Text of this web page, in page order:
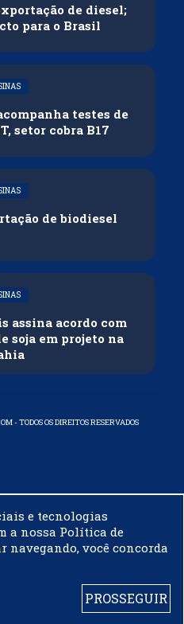
de diesel;
para o Brasil
testes de
setor cobra B17
de biodiesel
assina acordo com
soja em projeto na
- TODOS OS DIREITOS RESERVADOS
e tecnologias
a nossa Política de
navegando, você concorda
PROSSEGUIR